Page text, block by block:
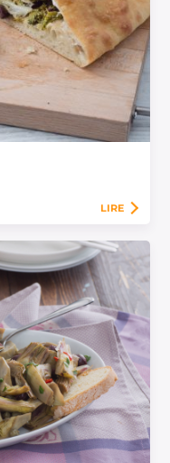
LIRE